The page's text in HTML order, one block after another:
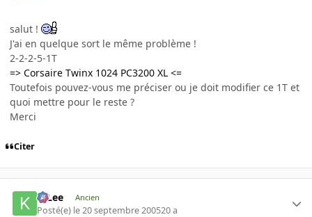
salut !
J'ai en quelque sort le même problème !
2-2-2-5-1T
=> Corsaire Twinx 1024 PC3200 XL <=
Toutefois pouvez-vous me préciser ou je doit modifier ce 1T et
quoi mettre pour le reste ?
Merci
Citer
K-Lee Ancien
Posté(e) le 20 septembre 200520 a